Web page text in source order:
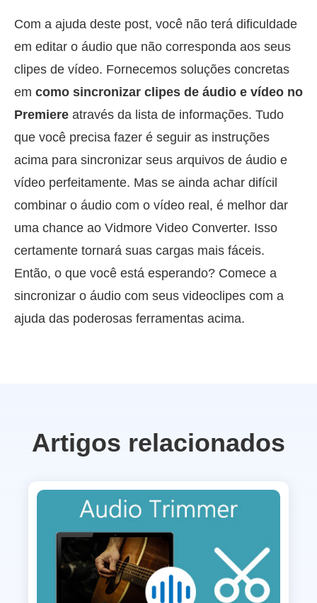
Com a ajuda deste post, você não terá dificuldade
em editar o áudio que não corresponda aos seus
clipes de vídeo. Fornecemos soluções concretas
em como sincronizar clipes de áudio e vídeo no
Premiere através da lista de informações. Tudo
que você precisa fazer é seguir as instruções
acima para sincronizar seus arquivos de áudio e
vídeo perfeitamente. Mas se ainda achar difícil
combinar o áudio com o vídeo real, é melhor dar
uma chance ao Vidmore Video Converter. Isso
certamente tornará suas cargas mais fáceis.
Então, o que você está esperando? Comece a
sincronizar o áudio com seus videoclipes com a
ajuda das poderosas ferramentas acima.
Artigos relacionados